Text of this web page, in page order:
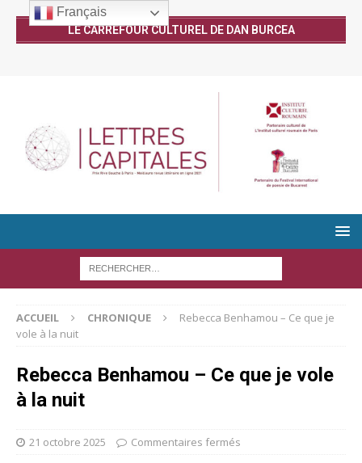
LE CARREFOUR CULTUREL DE DAN BURCEA
ACCUEIL CHRONIQUE
Rebecca Benhamou – Ce que je
vole à la nuit
Rebecca Benhamou – Ce que je vole
à la nuit
21 octobre 2025 Commentaires fermés
Français